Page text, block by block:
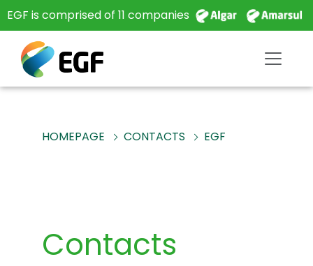
EGF is comprised of 11 companies
HOMEPAGE CONTACTS EGF
Contacts